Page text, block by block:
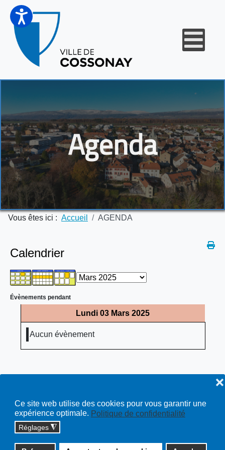
Ce site web utilise des cookies pour vous garantir une
expérience optimale. Politique de confidentialité
Réglages ◮
❌
Agenda
Vous êtes ici : Accueil AGENDA
Calendrier
Évènements pendant
Lundi 03 Mars 2025
Aucun évènement
Copyright © 2026 cossonay.ch - tous droits réservés | site :